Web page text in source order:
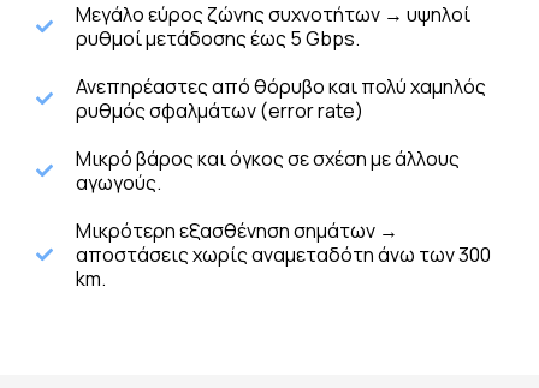
Μεγάλο εύρος ζώνης συχνοτήτων → υψηλοί
ρυθμοί μετάδοσης έως 5 Gbps.
Ανεπηρέαστες από θόρυβο και πολύ χαμηλός
ρυθμός σφαλμάτων (error rate)
Μικρό βάρος και όγκος σε σχέση με άλλους
αγωγούς.
Μικρότερη εξασθένηση σημάτων →
αποστάσεις χωρίς αναμεταδότη άνω των 300
km.